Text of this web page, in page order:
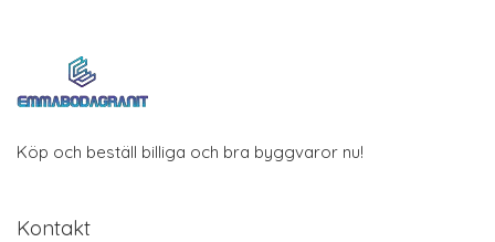
Köp och beställ billiga och bra byggvaror nu!
Kontakt